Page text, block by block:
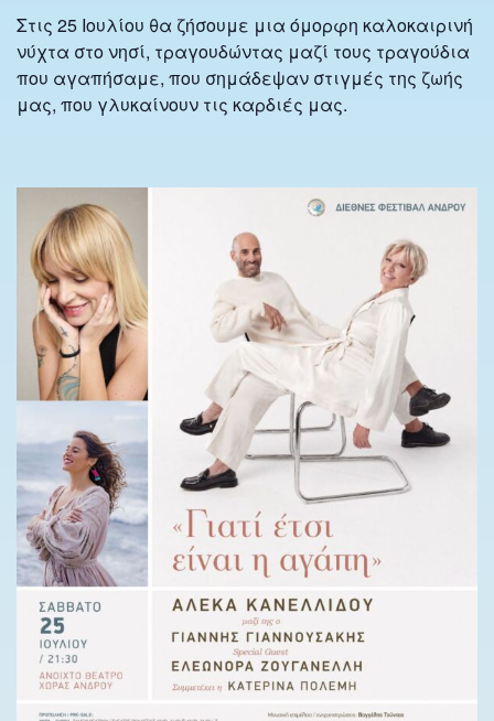
Στις 25 Ιουλίου θα ζήσουμε μια όμορφη καλοκαιρινή
νύχτα στο νησί, τραγουδώντας μαζί τους τραγούδια
που αγαπήσαμε, που σημάδεψαν στιγμές της ζωής
μας, που γλυκαίνουν τις καρδιές μας.